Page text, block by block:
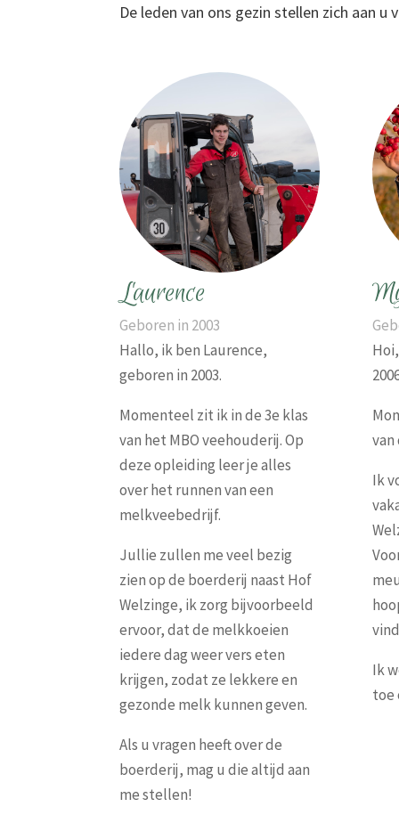
De leden van ons gezin stellen zich aan u
Laurence
Geboren in 2003
Hallo, ik ben Laurence,
geboren in 2003.
Momenteel zit ik in de 3e klas
van het MBO veehouderij. Op
deze opleiding leer je alles
over het runnen van een
melkveebedrijf.
Jullie zullen me veel bezig
zien op de boerderij naast Hof
Welzinge, ik zorg bijvoorbeeld
ervoor, dat de melkkoeien
iedere dag weer vers eten
krijgen, zodat ze lekkere en
gezonde melk kunnen geven.
Als u vragen heeft over de
boerderij, mag u die altijd aan
me stellen!
van
Ik
Ik
toe